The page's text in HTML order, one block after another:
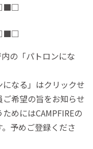
■□
■□
の「パトロンにな
なる」はクリックせ
希望の旨をお知らせ
めにはCAMPFIREの
予めご登録くださ